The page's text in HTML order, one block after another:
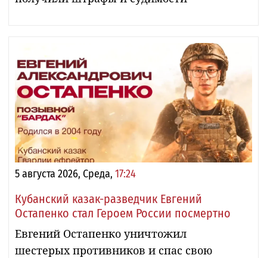
5 августа 2026, Среда, 17:24
Кубанский казак-разведчик Евгений
Остапенко стал Героем России посмертно
Евгений Остапенко уничтожил
шестерых противников и спас свою